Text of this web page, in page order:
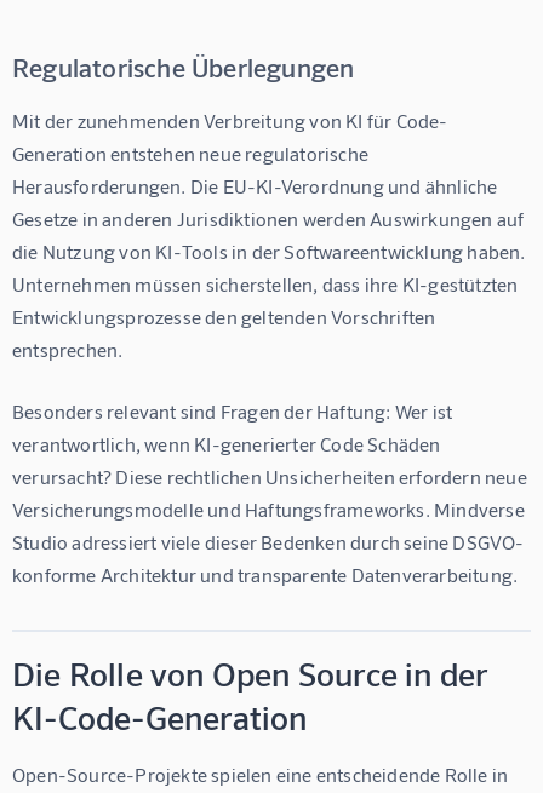
Regulatorische Überlegungen
Mit der zunehmenden Verbreitung von KI für Code-
Generation entstehen neue regulatorische
Herausforderungen. Die EU-KI-Verordnung und ähnliche
Gesetze in anderen Jurisdiktionen werden Auswirkungen auf
die Nutzung von KI-Tools in der Softwareentwicklung haben.
Unternehmen müssen sicherstellen, dass ihre KI-gestützten
Entwicklungsprozesse den geltenden Vorschriften
entsprechen.
Besonders relevant sind Fragen der Haftung: Wer ist
verantwortlich, wenn KI-generierter Code Schäden
verursacht? Diese rechtlichen Unsicherheiten erfordern neue
Versicherungsmodelle und Haftungsframeworks. Mindverse
Studio adressiert viele dieser Bedenken durch seine DSGVO-
konforme Architektur und transparente Datenverarbeitung.
Die Rolle von Open Source in der
KI-Code-Generation
Open-Source-Projekte spielen eine entscheidende Rolle in